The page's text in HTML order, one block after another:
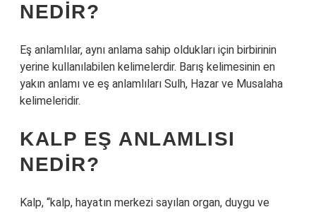
NEDIR?
Eş anlamlılar, aynı anlama sahip oldukları için birbirinin
yerine kullanılabilen kelimelerdir. Barış kelimesinin en
yakın anlamı ve eş anlamlıları Sulh, Hazar ve Musalaha
kelimeleridir.
KALP EŞ ANLAMLISI
NEDIR?
Kalp, “kalp, hayatın merkezi sayılan organ, duygu ve